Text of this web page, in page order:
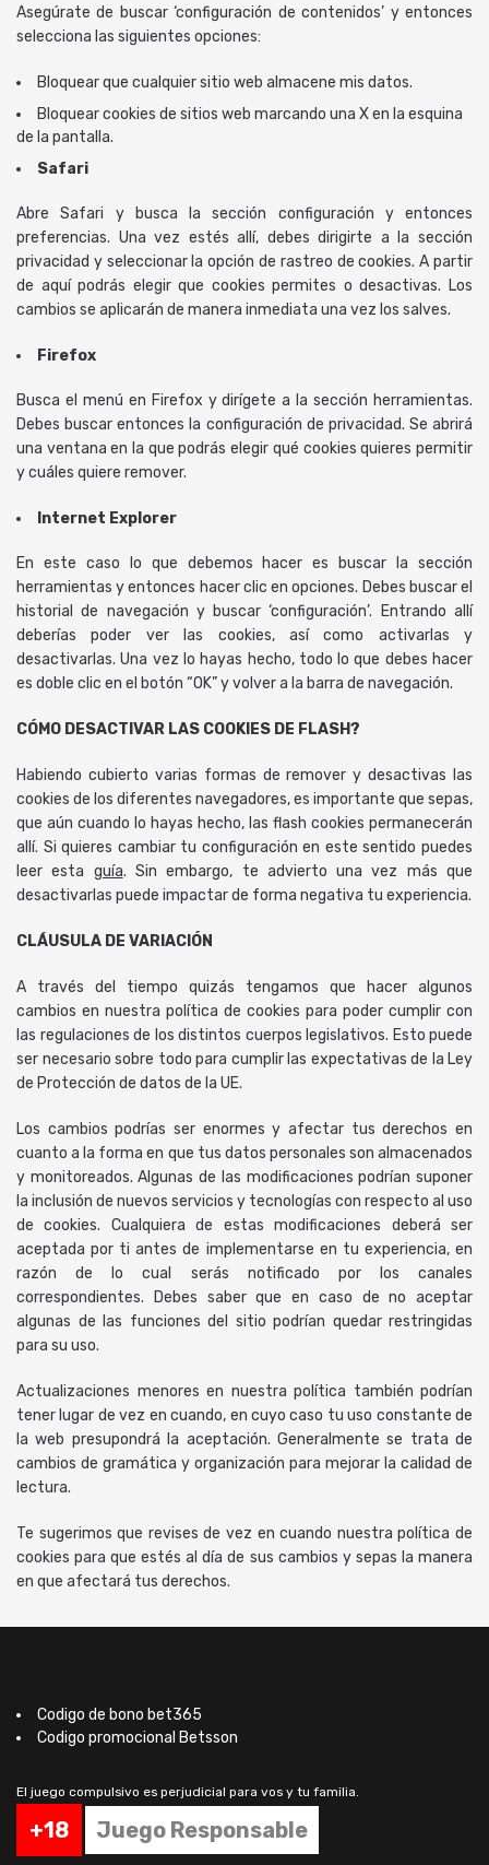
Asegúrate de buscar ‘configuración de contenidos’ y entonces
selecciona las siguientes opciones:
Bloquear que cualquier sitio web almacene mis datos.
Bloquear cookies de sitios web marcando una X en la esquina
de la pantalla.
Safari
Abre Safari y busca la sección configuración y entonces
preferencias. Una vez estés allí, debes dirigirte a la sección
privacidad y seleccionar la opción de rastreo de cookies. A partir
de aquí podrás elegir que cookies permites o desactivas. Los
cambios se aplicarán de manera inmediata una vez los salves.
Firefox
Busca el menú en Firefox y dirígete a la sección herramientas.
Debes buscar entonces la configuración de privacidad. Se abrirá
una ventana en la que podrás elegir qué cookies quieres permitir
y cuáles quiere remover.
Internet Explorer
En este caso lo que debemos hacer es buscar la sección
herramientas y entonces hacer clic en opciones. Debes buscar el
historial de navegación y buscar ‘configuración’. Entrando allí
deberías poder ver las cookies, así como activarlas y
desactivarlas. Una vez lo hayas hecho, todo lo que debes hacer
es doble clic en el botón “OK” y volver a la barra de navegación.
CÓMO DESACTIVAR LAS COOKIES DE FLASH?
Habiendo cubierto varias formas de remover y desactivas las
cookies de los diferentes navegadores, es importante que sepas,
que aún cuando lo hayas hecho, las flash cookies permanecerán
allí. Si quieres cambiar tu configuración en este sentido puedes
leer esta guía. Sin embargo, te advierto una vez más que
desactivarlas puede impactar de forma negativa tu experiencia.
CLÁUSULA DE VARIACIÓN
A través del tiempo quizás tengamos que hacer algunos
cambios en nuestra política de cookies para poder cumplir con
las regulaciones de los distintos cuerpos legislativos. Esto puede
ser necesario sobre todo para cumplir las expectativas de la Ley
de Protección de datos de la UE.
Los cambios podrías ser enormes y afectar tus derechos en
cuanto a la forma en que tus datos personales son almacenados
y monitoreados. Algunas de las modificaciones podrían suponer
la inclusión de nuevos servicios y tecnologías con respecto al uso
de cookies. Cualquiera de estas modificaciones deberá ser
aceptada por ti antes de implementarse en tu experiencia, en
razón de lo cual serás notificado por los canales
correspondientes. Debes saber que en caso de no aceptar
algunas de las funciones del sitio podrían quedar restringidas
para su uso.
Actualizaciones menores en nuestra política también podrían
tener lugar de vez en cuando, en cuyo caso tu uso constante de
la web presupondrá la aceptación. Generalmente se trata de
cambios de gramática y organización para mejorar la calidad de
lectura.
Te sugerimos que revises de vez en cuando nuestra política de
cookies para que estés al día de sus cambios y sepas la manera
en que afectará tus derechos.
Codigo de bono bet365
Codigo promocional Betsson
El juego compulsivo es perjudicial para vos y tu familia.
+18 Juego Responsable